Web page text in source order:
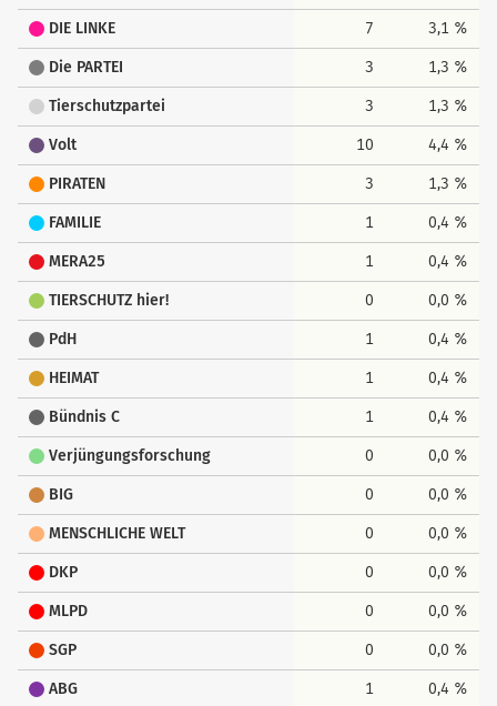
DIE LINKE 7 3,1 %
Die PARTEI 3 1,3 %
Tierschutzpartei 3 1,3 %
Volt 10 4,4 %
PIRATEN 3 1,3 %
FAMILIE 1 0,4 %
MERA25 1 0,4 %
TIERSCHUTZ hier! 0 0,0 %
PdH 1 0,4 %
HEIMAT 1 0,4 %
Bündnis C 1 0,4 %
Verjüngungsforschung 0 0,0 %
BIG 0 0,0 %
MENSCHLICHE WELT 0 0,0 %
DKP 0 0,0 %
MLPD 0 0,0 %
SGP 0 0,0 %
ABG 1 0,4 %